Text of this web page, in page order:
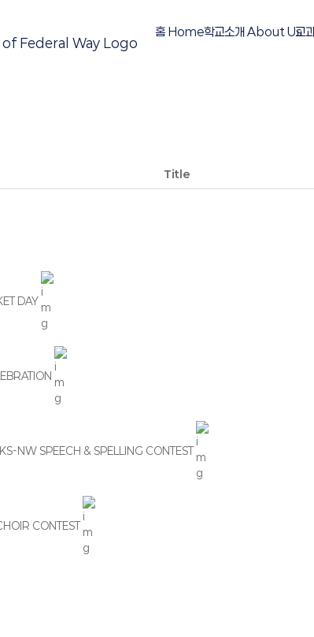
홈 Home학교소개 About Us교
Title
DAY
NW SPEECH & SPELLING CONTEST
CONTEST